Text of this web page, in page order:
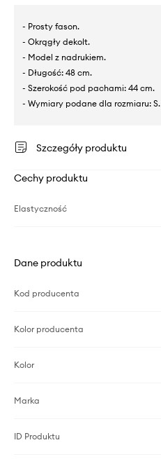
- Prosty fason.
- Okrągły dekolt.
- Model z nadrukiem.
- Długość: 48 cm.
- Szerokość pod pachami: 44 cm.
- Wymiary podane dla rozmiaru: S.
Szczegóły produktu
Cechy produktu
Elastyczność
Dane produktu
Kod producenta
Kolor producenta
Kolor
Marka
ID Produktu